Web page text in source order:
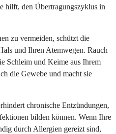
hilft, den Übertragungszyklus in
zu vermeiden, schützt die
und Ihren Atemwegen. Rauch
Schleim und Keime aus Ihrem
die Gewebe und macht sie
chronische Entzündungen,
bilden können. Wenn Ihre
durch Allergien gereizt sind,